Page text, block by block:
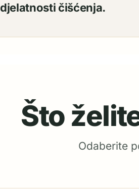
djelatnosti čišćenja.
Što
Odaberite